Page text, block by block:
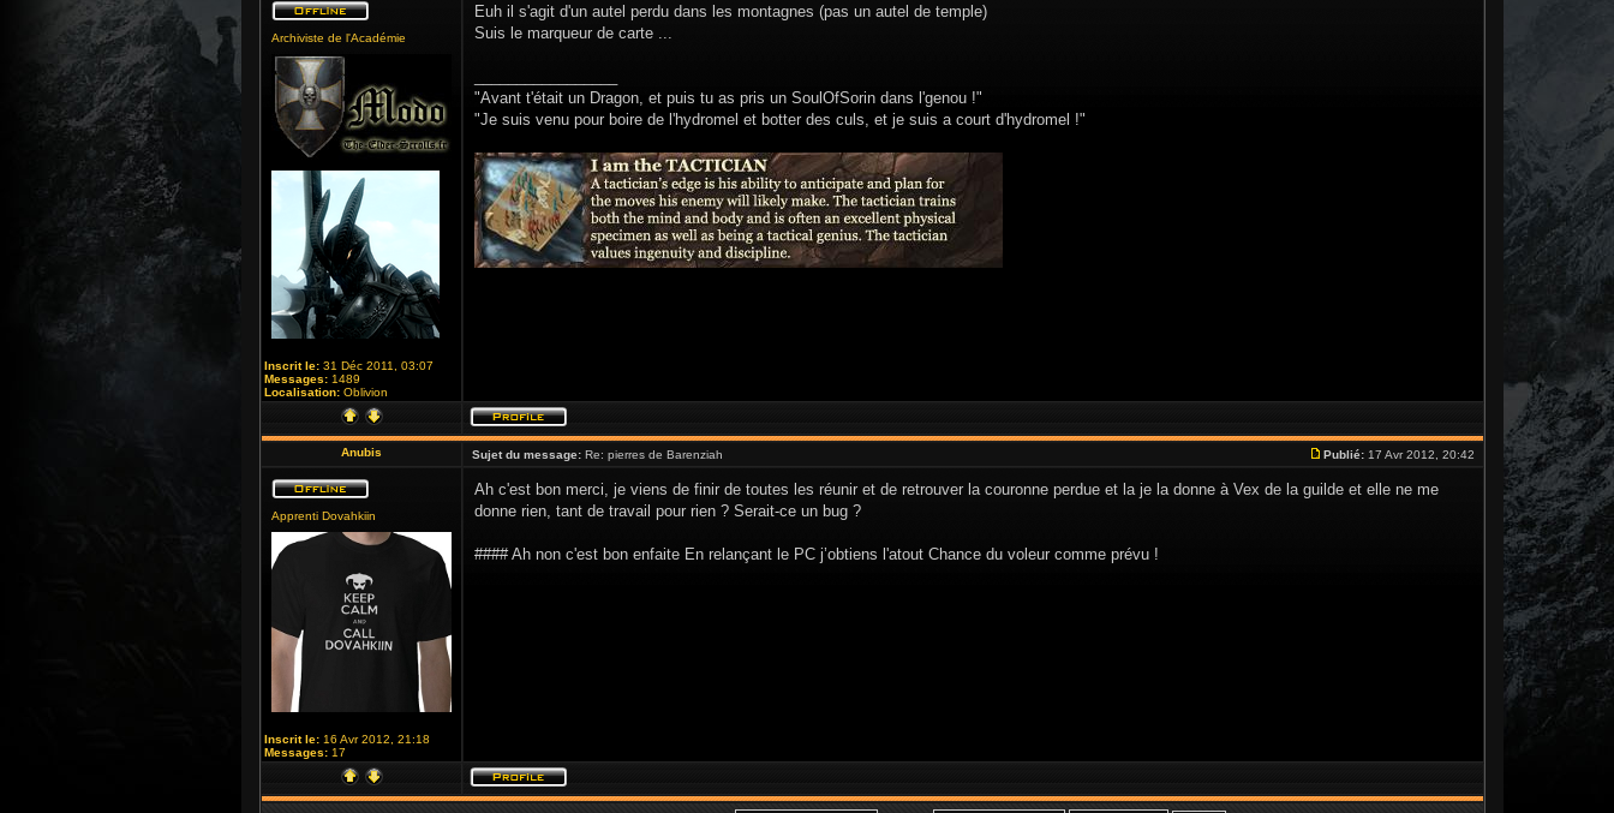
Archiviste de l'Académie
Inscrit le: 31 Déc 2011, 03:07
Messages: 1489
Localisation: Oblivion
Euh il s'agit d'un autel perdu dans les montagnes (pas un autel de temple)
Suis le marqueur de carte ...
"Avant t'était un Dragon, et puis tu as pris un SoulOfSorin dans l'genou !"
"Je suis venu pour boire de l'hydromel et botter des culs, et je suis a court d'hydromel !"
Anubis Sujet du message: Re: pierres de Barenziah Publié: 17 Avr 2012, 20:42
Apprenti Dovahkiin
Inscrit le: 16 Avr 2012, 21:18
Messages: 17
Ah c'est bon merci, je viens de finir de toutes les réunir et de retrouver la couronne perdue et la je la donne à Vex de la guilde et elle ne me
donne rien, tant de travail pour rien ? Serait-ce un bug ?
#### Ah non c'est bon enfaite En relançant le PC j’obtiens l'atout Chance du voleur comme prévu !